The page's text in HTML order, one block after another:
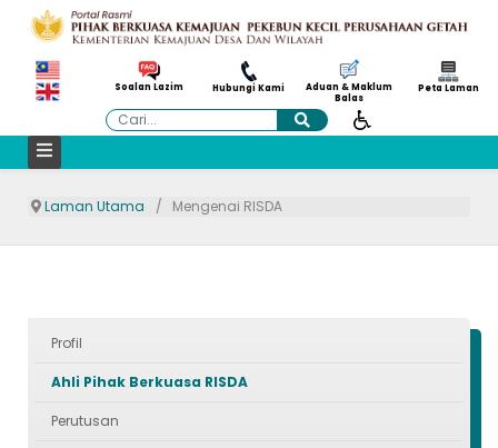
Soalan Lazim Hubungi Kami
Aduan & Maklum
Balas
Peta Laman
Cari
Laman Utama Mengenai RISDA
Profil
Ahli Pihak Berkuasa RISDA
Perutusan